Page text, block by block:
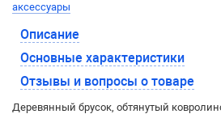
аксессуары
Описание
Основные характеристики
Отзывы и вопросы о товаре
Деревянный брусок, обтянутый